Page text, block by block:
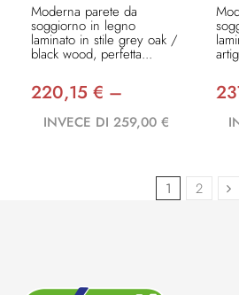
Moderna parete da
soggiorno in legno
laminato in stile grey oak /
black wood, perfetta...
220,15 € –
INVECE DI 259,00 €
1 2